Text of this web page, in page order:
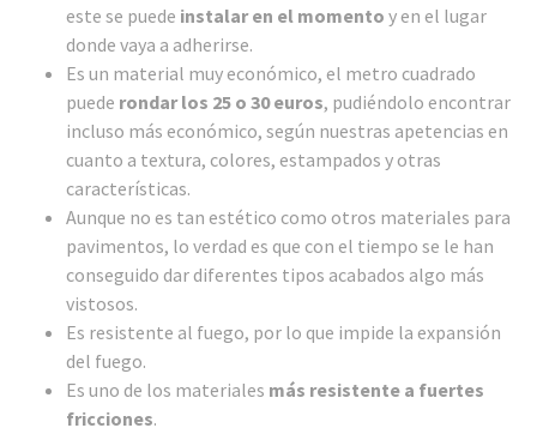
este se puede instalar en el momento y en el lugar
donde vaya a adherirse.
Es un material muy económico, el metro cuadrado
puede rondar los 25 o 30 euros, pudiéndolo encontrar
incluso más económico, según nuestras apetencias en
cuanto a textura, colores, estampados y otras
características.
Aunque no es tan estético como otros materiales para
pavimentos, lo verdad es que con el tiempo se le han
conseguido dar diferentes tipos acabados algo más
vistosos.
Es resistente al fuego, por lo que impide la expansión
del fuego.
Es uno de los materiales más resistente a fuertes
fricciones.